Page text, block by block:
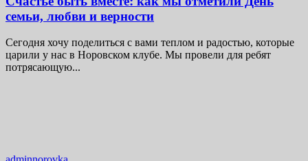
семьи, любви и верности
Сегодня хочу поделиться с вами теплом и радостью, которые
царили у нас в Норовском клубе. Мы провели для ребят
потрясающую...